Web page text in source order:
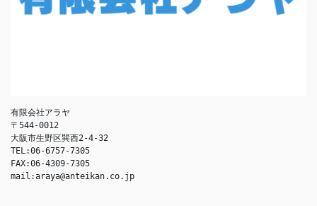
有限会社アラヤ
〒544-0012
大阪市生野区巽西2-4-32
TEL:06-6757-7305
FAX:06-4309-7305
mail:araya@anteikan.co.jp